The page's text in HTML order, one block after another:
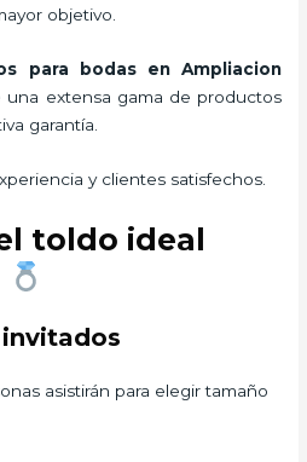
objetivo.
para bodas
en Ampliacion
una extensa gama de productos
garantía.
y clientes satisfechos.
toldo ideal
invitados
asistirán para elegir tamaño